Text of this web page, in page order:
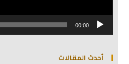
00:00
أحدث المقالات